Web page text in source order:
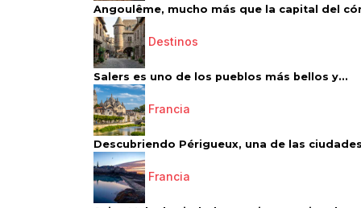
Angoulême, mucho más que la capital del
Destinos
Salers es uno de los pueblos más bellos y...
Francia
Descubriendo Périgueux, una de las
Francia